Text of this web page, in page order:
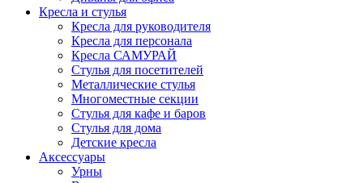
Кресла и стулья
Кресла для руководителя
Кресла для персонала
Кресла САМУРАЙ
Стулья для посетителей
Металлические стулья
Многоместные секции
Стулья для кафе и баров
Стулья для дома
Детские кресла
Аксессуары
Урны